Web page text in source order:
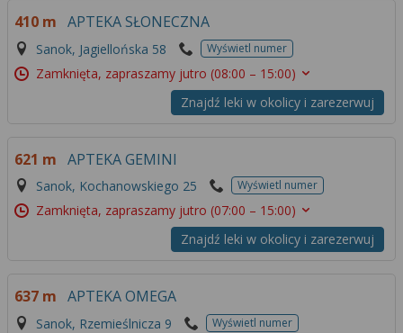
410 m APTEKA SŁONECZNA
Sanok, Jagiellońska 58 Wyświetl numer
Zamknięta, zapraszamy jutro (08:00 – 15:00)
Znajdź leki w okolicy i zarezerwuj
621 m APTEKA GEMINI
Sanok, Kochanowskiego 25 Wyświetl numer
Zamknięta, zapraszamy jutro (07:00 – 15:00)
Znajdź leki w okolicy i zarezerwuj
637 m APTEKA OMEGA
Sanok, Rzemieślnicza 9 Wyświetl numer